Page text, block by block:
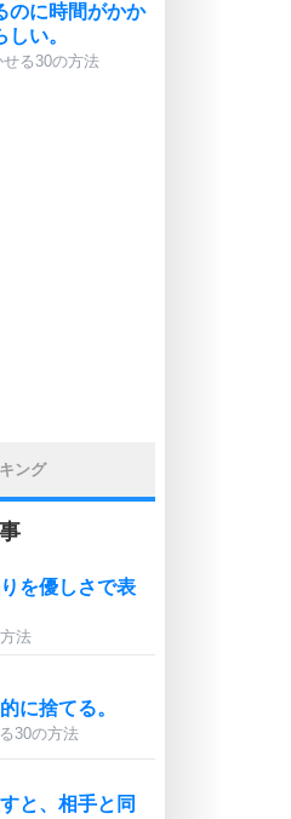
のに時間がかか
い。
る30の方法
ング
を優しさで表
法
に捨てる。
30の方法
と、相手と同